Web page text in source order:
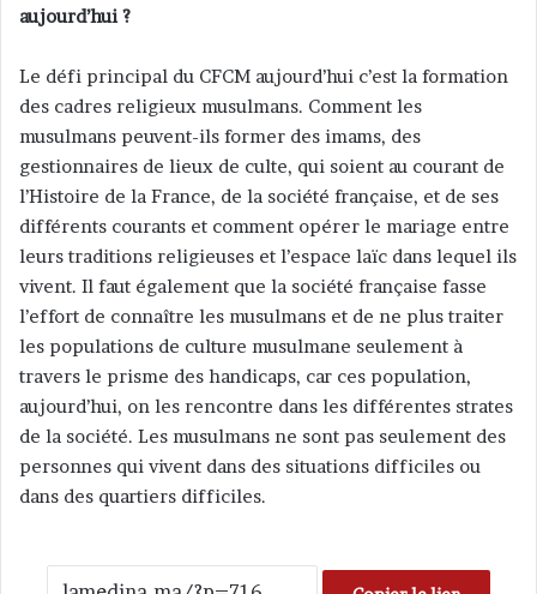
aujourd’hui ?
Le défi principal du CFCM aujourd’hui c’est la formation
des cadres religieux musulmans. Comment les
musulmans peuvent-ils former des imams, des
gestionnaires de lieux de culte, qui soient au courant de
l’Histoire de la France, de la société française, et de ses
différents courants et comment opérer le mariage entre
leurs traditions religieuses et l’espace laïc dans lequel ils
vivent. Il faut également que la société française fasse
l’effort de connaître les musulmans et de ne plus traiter
les populations de culture musulmane seulement à
travers le prisme des handicaps, car ces population,
aujourd’hui, on les rencontre dans les différentes strates
de la société. Les musulmans ne sont pas seulement des
personnes qui vivent dans des situations difficiles ou
dans des quartiers difficiles.